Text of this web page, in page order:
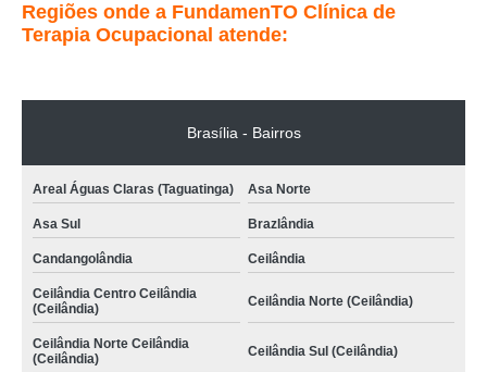
Regiões onde a FundamenTO Clínica de
Terapia Ocupacional atende:
Brasília - Bairros
Areal Águas Claras (Taguatinga) Asa Norte
Asa Sul Brazlândia
Candangolândia Ceilândia
Ceilândia Centro Ceilândia
(Ceilândia)
Ceilândia Norte (Ceilândia)
Ceilândia Norte Ceilândia
(Ceilândia)
Ceilândia Sul (Ceilândia)